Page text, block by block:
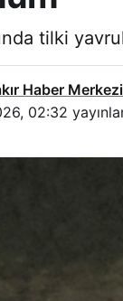
tilki
Haber Merkezi
02:32